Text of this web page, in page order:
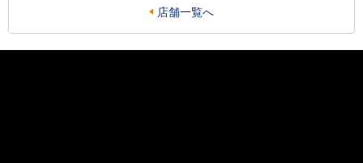
店舗一覧へ